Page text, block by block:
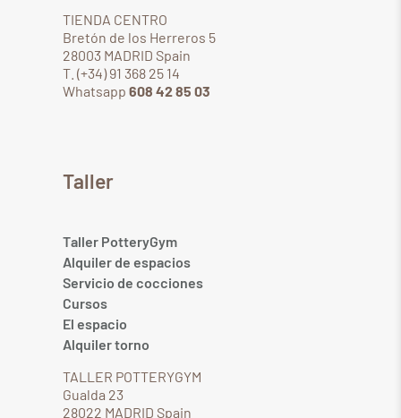
TIENDA CENTRO
Bretón de los Herreros 5
28003 MADRID Spain
T. (+34) 91 368 25 14
Whatsapp 608 42 85 03
Taller
Taller PotteryGym
Alquiler de espacios
Servicio de cocciones
Cursos
El espacio
Alquiler torno
TALLER POTTERYGYM
Gualda 23
28022 MADRID Spain